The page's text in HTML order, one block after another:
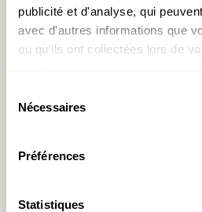
publicité et d'analyse, qui
avec d'autres informations que
ou qu'ils ont collectées lors de
Nécessaires
Préférences
Statistiques
Votre adresse e-mail ne sera